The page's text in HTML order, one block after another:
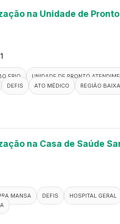
na Unidade de
FRIO UNIDADE DE PRONTO
DEFIS ATO MÉDICO REGIÃO
na Casa de Saúde
MANSA DEFIS HOSPITAL GERAL